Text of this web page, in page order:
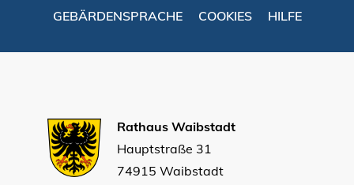
GEBÄRDENSPRACHE
COOKIES HILFE
Rathaus Waibstadt
Hauptstraße 31
74915 Waibstadt